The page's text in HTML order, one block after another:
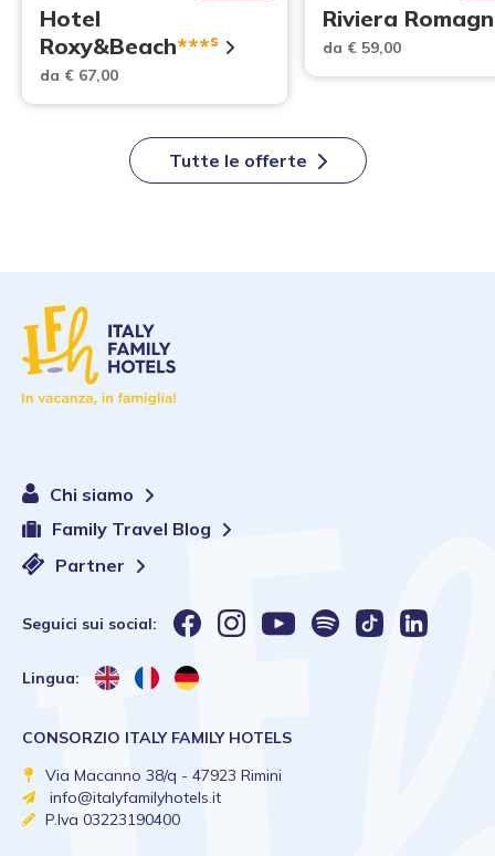
Hotel
Roxy&Beach***s
da € 67,00
Riviera
da € 59,00
Tutte le offerte
Chi siamo
Family Travel Blog
Partner
Seguici sui social:
Lingua:
CONSORZIO ITALY FAMILY HOTELS
Via Macanno 38/q - 47923 Rimini
info@italyfamilyhotels.it
P.Iva 03223190400